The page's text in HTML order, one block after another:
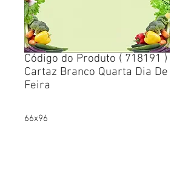
Código do Produto ( 718191 )
Cartaz Branco Quarta Dia De
Feira
66x96